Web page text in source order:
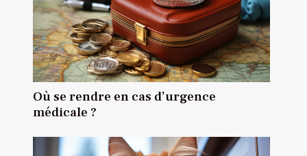
Où se rendre en cas d’urgence
médicale ?